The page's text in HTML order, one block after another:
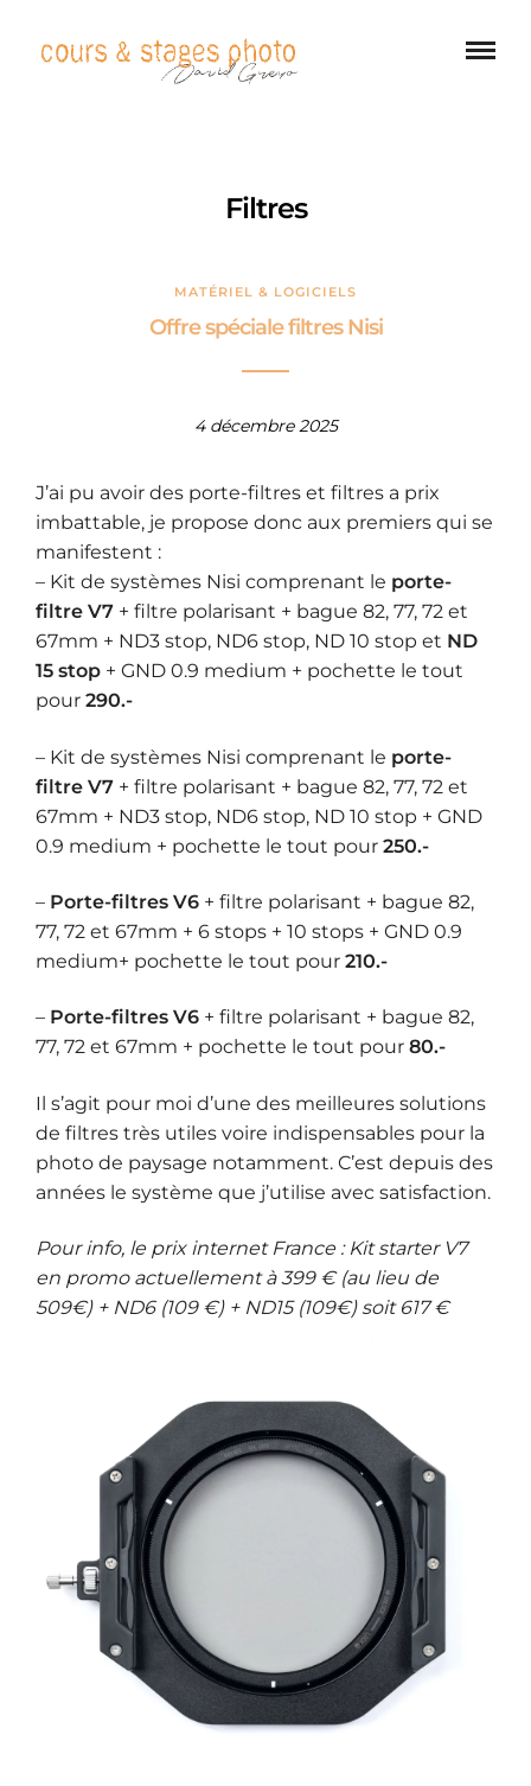
Filtres
MATÉRIEL & LOGICIELS
Offre spéciale filtres Nisi
4 décembre 2025
J’ai pu avoir des porte-filtres et filtres a prix
imbattable, je propose donc aux premiers qui se
manifestent :
– Kit de systèmes Nisi comprenant le porte-
filtre V7 + filtre polarisant + bague 82, 77, 72 et
67mm + ND3 stop, ND6 stop, ND 10 stop et ND
15 stop + GND 0.9 medium + pochette le tout
pour 290.-
– Kit de systèmes Nisi comprenant le porte-
filtre V7 + filtre polarisant + bague 82, 77, 72 et
67mm + ND3 stop, ND6 stop, ND 10 stop + GND
0.9 medium + pochette le tout pour 250.-
– Porte-filtres V6 + filtre polarisant + bague 82,
77, 72 et 67mm + 6 stops + 10 stops + GND 0.9
medium+ pochette le tout pour 210.-
– Porte-filtres V6 + filtre polarisant + bague 82,
77, 72 et 67mm + pochette le tout pour 80.-
Il s’agit pour moi d’une des meilleures solutions
de filtres très utiles voire indispensables pour la
photo de paysage notamment. C’est depuis des
années le système que j’utilise avec satisfaction.
Pour info, le prix internet France : Kit starter V7
en promo actuellement à 399 € (au lieu de
509€) + ND6 (109 €) + ND15 (109€) soit 617 €